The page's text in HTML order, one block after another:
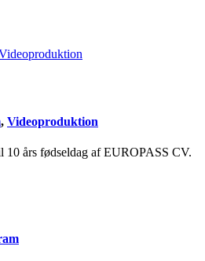
, Videoproduktion
10 års fødseldag af EUROPASS CV.